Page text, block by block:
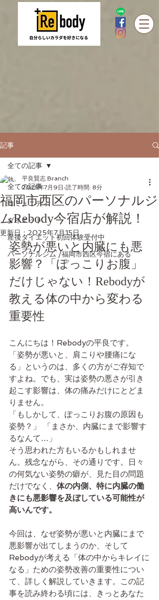
記事
全ての記事
コミュニティ
ダイエット
産後ダイエット初回体験受付中
パーソナルジム /福岡市西区今宿にある
全ての記事
福岡市西区のパーソナルジ
ムRebody今宿店が解説！
平良賢志 Branch
2025年7月9日 読了時間: 8分
更新日：2025年7月15日
姿勢が悪いと内臓にも悪
影響？「ぽっこりお腹」
だけじゃない！Rebodyが
教える体の中から変わる
重要性
こんにちは！Rebodyの平良です。
「姿勢が悪いと、肩こりや腰痛にな
る」というのは、多くの方がご存知で
すよね。でも、実は姿勢の悪さが引き
起こす影響は、体の痛みだけにとどま
りません。
「もしかして、ぽっこりお腹の原因も
姿勢？」 「まさか、内臓にまで影響す
るなんて…」
そう思われた方もいるかもしれませ
ん。残念ながら、その通りです。日々
の何気ない姿勢の癖が、見た目の問題
だけでなく、 体の内側、特に内臓の働
きにも悪影響を及ぼしている可能性が
高いんです。
今回は、なぜ姿勢が悪いと内臓にまで
悪影響が出てしまうのか、そして
Rebodyが考える「体の中からキレイに
なる」ための姿勢改善の重要性につい
て、詳しく解説していきます。この記
事を読み終わる頃には、きっとあなた